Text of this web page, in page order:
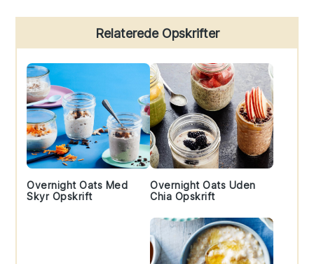
Sidebar
Relaterede Opskrifter
Overnight Oats Med
Skyr Opskrift
Overnight Oats Uden
Chia Opskrift